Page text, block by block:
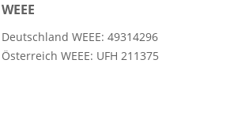
WEEE
Deutschland WEEE: 49314296
Österreich WEEE: UFH 211375